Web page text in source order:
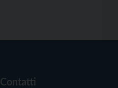
Contatti